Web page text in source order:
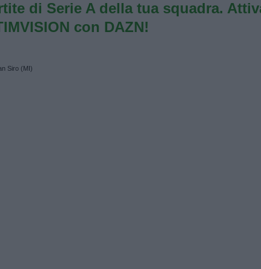
di Serie A della tua squadra.
con DAZN!
Siro (MI)